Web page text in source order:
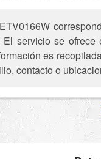
servicio se
es
contacto o